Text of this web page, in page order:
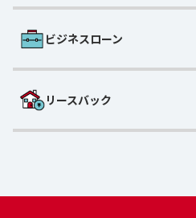
ビジネスローン
リースバック